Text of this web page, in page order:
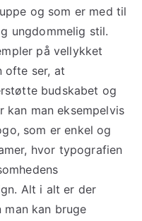
og som er med til
ungdommelig stil.
på vellykket
ofte ser, at
budskabet og
man eksempelvis
som er enkel og
hvor typografien
Alt i alt er der
man kan bruge